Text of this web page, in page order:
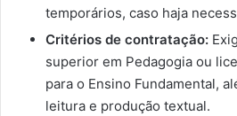
temporários, caso haja
Critérios de contratação:
superior em Pedagogia ou
para o Ensino Fundamental,
leitura e produção textual.